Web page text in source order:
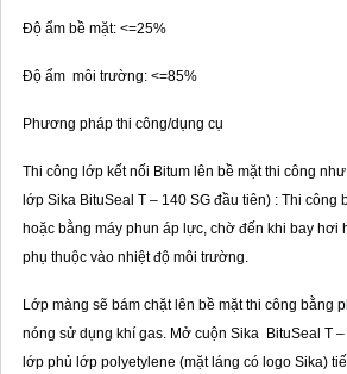
Độ ẩm bề mặt: <=25%
Độ ẩm môi trường: <=85%
Phương pháp thi công/dụng cụ
Thi công lớp kết nối Bitum lên bề mặt thi công
lớp Sika BituSeal T – 140 SG đầu tiên) : Thi công
hoặc bằng máy phun áp lực, chờ đến khi bay hơi
phụ thuộc vào nhiệt độ môi trường.
Lớp màng sẽ bám chặt lên bề mặt thi công bằng
nóng sử dụng khí gas. Mở cuộn Sika BituSeal T –
lớp phủ lớp polyetylene (mặt láng có logo Sika)